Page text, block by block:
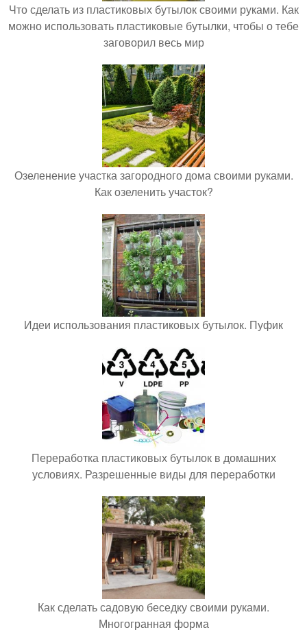
Что сделать из пластиковых бутылок своими руками. Как
можно использовать пластиковые бутылки, чтобы о тебе
заговорил весь мир
Озеленение участка загородного дома своими руками.
Как озеленить участок?
Идеи использования пластиковых бутылок. Пуфик
Переработка пластиковых бутылок в домашних
условиях. Разрешенные виды для переработки
Как сделать садовую беседку своими руками.
Многогранная форма